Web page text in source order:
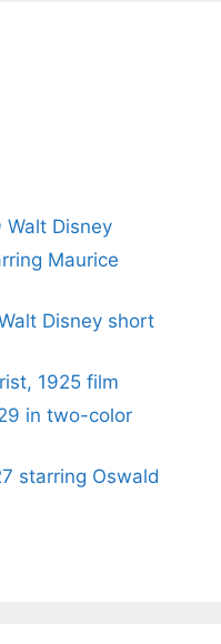
Walt Disney
Maurice
Disney short
1925 film
in two-color
starring Oswald